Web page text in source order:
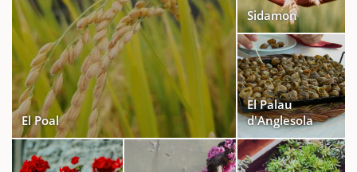
El Poal
Sidamon
El Palau
d'Anglesola